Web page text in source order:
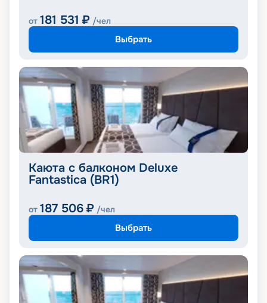
от 181 531 ₽ /чел
Выбрать
Каюта с балконом Deluxe
Fantastica (BR1)
от 187 506 ₽ /чел
Выбрать